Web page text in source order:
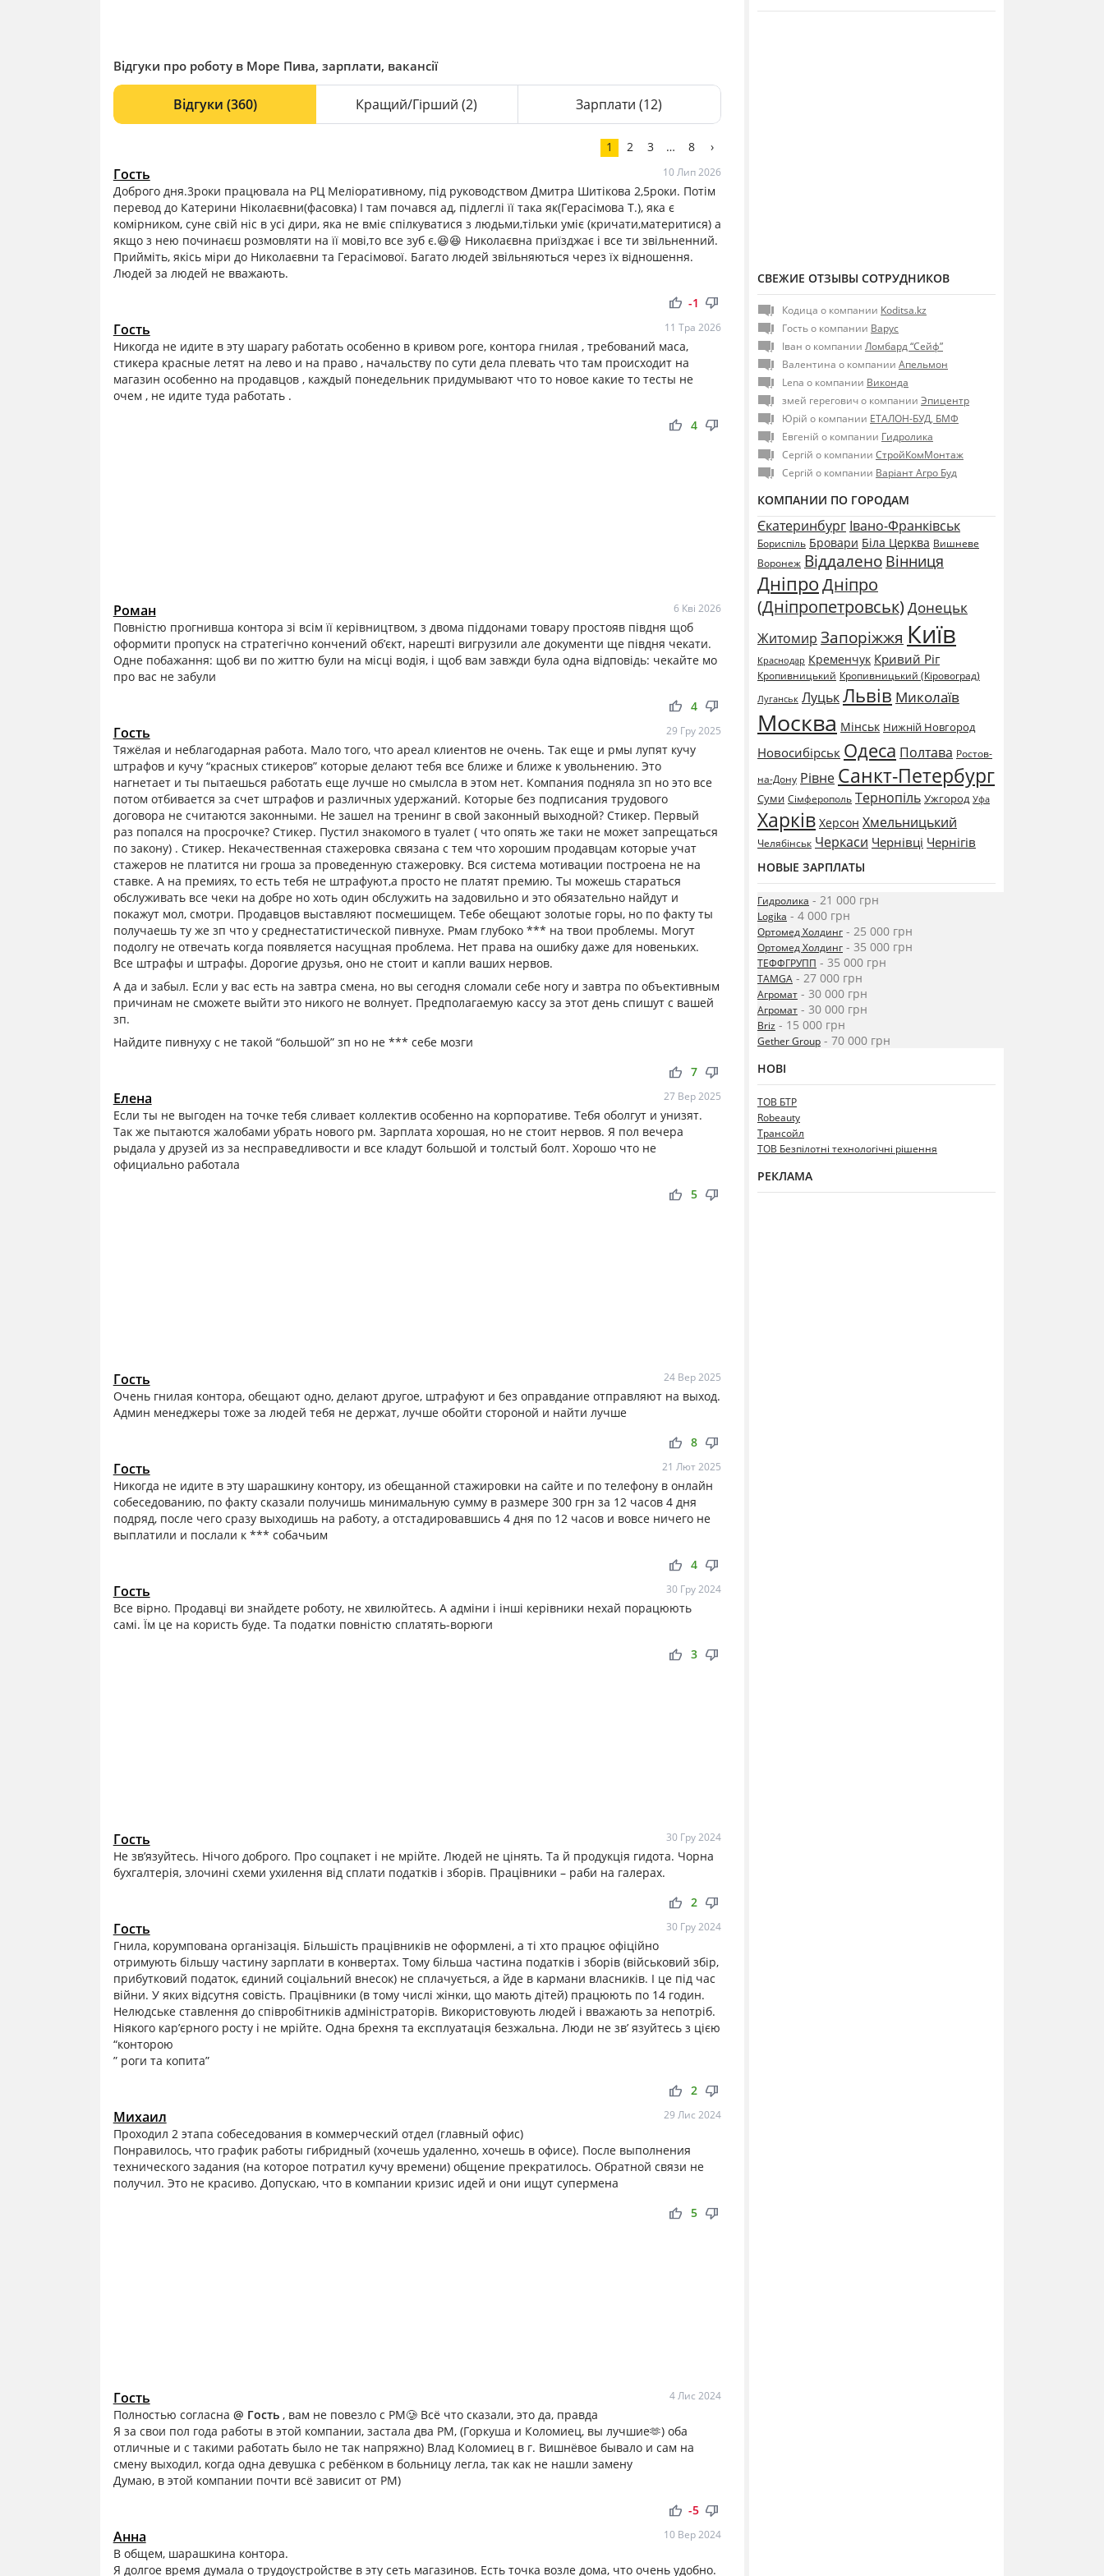
Відгуки про роботу в Море Пива, зарплати, вакансії
Відгуки (360) Кращий/Гірший(2) Зарплати(12)
1 2 3 … 8 ›
Гость 10 Лип 2026
Доброго дня.3роки працювала на РЦ Меліоративному, під руководством Дмитра Шитікова 2,5роки. Потім
перевод до Катерини Ніколаєвни(фасовка) І там почався ад, підлеглі її така як(Герасімова Т.), яка є
комірником, суне свій ніс в усі дири, яка не вміє спілкуватися з людьми,тільки уміє (кричати,материтися) а
якщо з нею починаєш розмовляти на її мові,то все зуб є.😆😆 Николаєвна приїзджає і все ти звільненний.
Прийміть, якісь міри до Николаєвни та Герасімової. Багато людей звільняються через їх відношення.
Людей за людей не вважають.
thumb_up thumb_down
-1
Гость 11 Тра 2026
Никогда не идите в эту шарагу работать особенно в кривом роге, контора гнилая , требований маса,
стикера красные летят на лево и на право , начальству по сути дела плевать что там происходит на
магазин особенно на продавцов , каждый понедельник придумывают что то новое какие то тесты не
очем , не идите туда работать .
thumb_up thumb_down
4
Роман 6 Кві 2026
Повністю прогнивша контора зі всім її керівництвом, з двома піддонами товару простояв півдня щоб
оформити пропуск на стратегічно кончений об’єкт, нарешті вигрузили але документи ще півдня чекати.
Одне побажання: щоб ви по життю були на місці водія, і щоб вам завжди була одна відповідь: чекайте мо
про вас не забули
thumb_up thumb_down
4
Гость 29 Гру 2025
Тяжёлая и неблагодарная работа. Мало того, что ареал клиентов не очень. Так еще и рмы лупят кучу
штрафов и кучу “красных стикеров” которые делают тебя все ближе и ближе к увольнению. Это
нагнетает и ты пытаешься работать еще лучше но смылсла в этом нет. Компания подняла зп но это все
потом отбивается за счет штрафов и различных удержаний. Которые без подписания трудового
договора не считаются законными. Не зашел на тренинг в свой законный выходной? Стикер. Первый
раз попался на просрочке? Стикер. Пустил знакомого в туалет ( что опять же таки не может запрещаться
по закону) . Стикер. Некачественная стажеровка связана с тем что хорошим продавцам которые учат
стажеров не платится ни гроша за проведенную стажеровку. Вся система мотивации построена не на
ставке. А на премиях, то есть тебя не штрафуют,а просто не платят премию. Ты можешь стараться
обслуживать все чеки на добре но хоть один обслужить на задовильно и это обязательно найдут и
покажут мол, смотри. Продавцов выставляют посмешищем. Тебе обещают золотые горы, но по факту ты
получаешь ту же зп что у среднестатистической пивнухе. Рмам глубоко *** на твои проблемы. Могут
подолгу не отвечать когда появляется насущная проблема. Нет права на ошибку даже для новеньких.
Все штрафы и штрафы. Дорогие друзья, оно не стоит и капли ваших нервов.
А да и забыл. Если у вас есть на завтра смена, но вы сегодня сломали себе ногу и завтра по объективным
причинам не сможете выйти это никого не волнует. Предполагаемую кассу за этот день спишут с вашей
зп.
Найдите пивнуху с не такой “большой” зп но не *** себе мозги
thumb_up thumb_down
7
Елена 27 Вер 2025
Если ты не выгоден на точке тебя сливает коллектив особенно на корпоративе. Тебя оболгут и унизят.
Так же пытаются жалобами убрать нового рм. Зарплата хорошая, но не стоит нервов. Я пол вечера
рыдала у друзей из за несправедливости и все кладут большой и толстый болт. Хорошо что не
официально работала
thumb_up thumb_down
5
Гость 24 Вер 2025
Очень гнилая контора, обещают одно, делают другое, штрафуют и без оправдание отправляют на выход.
Админ менеджеры тоже за людей тебя не держат, лучше обойти стороной и найти лучше
thumb_up thumb_down
8
Гость 21 Лют 2025
Никогда не идите в эту шарашкину контору, из обещанной стажировки на сайте и по телефону в онлайн
собеседованию, по факту сказали получишь минимальную сумму в размере 300 грн за 12 часов 4 дня
подряд, после чего сразу выходишь на работу, а отстадировавшись 4 дня по 12 часов и вовсе ничего не
выплатили и послали к *** собачьим
thumb_up thumb_down
4
Гость 30 Гру 2024
Все вірно. Продавці ви знайдете роботу, не хвилюйтесь. А адміни і інші керівники нехай порацюють
самі. Їм це на користь буде. Та податки повністю сплатять-ворюги
thumb_up thumb_down
3
Гость 30 Гру 2024
Не зв’язуйтесь. Нічого доброго. Про соцпакет і не мрійте. Людей не цінять. Та й продукція гидота. Чорна
бухгалтерія, злочині схеми ухилення від сплати податків і зборів. Працівники – раби на галерах.
thumb_up thumb_down
2
Гость 30 Гру 2024
Гнила, корумпована організація. Більшість працівників не оформлені, а ті хто працює офіційно
отримують більшу частину зарплати в конвертах. Тому більша частина податків і зборів (військовий збір,
прибутковий податок, єдиний соціальний внесок) не сплачується, а йде в кармани власників. І це під час
війни. У яких відсутня совість. Працівники (в тому числі жінки, що мають дітей) працюють по 14 годин.
Нелюдське ставлення до співробітників адміністраторів. Використовують людей і вважають за непотріб.
Ніякого кар’єрного росту і не мрійте. Одна брехня та експлуатація безжальна. Люди не зв’ язуйтесь з цією
“конторою
” роги та копита”
thumb_up thumb_down
2
Михаил 29 Лис 2024
Проходил 2 этапа собеседования в коммерческий отдел (главный офис)
Понравилось, что график работы гибридный (хочешь удаленно, хочешь в офисе). После выполнения
технического задания (на которое потратил кучу времени) общение прекратилось. Обратной связи не
получил. Это не красиво. Допускаю, что в компании кризис идей и они ищут супермена
thumb_up thumb_down
5
Гость 4 Лис 2024
Полностью согласна @ Гость , вам не повезло с РМ🥲 Всё что сказали, это да, правда
Я за свои пол года работы в этой компании, застала два РМ, (Горкуша и Коломиец, вы лучшие🫶) оба
отличные и с такими работать было не так напряжно) Влад Коломиец в г. Вишнёвое бывало и сам на
смену выходил, когда одна девушка с ребёнком в больницу легла, так как не нашли замену
Думаю, в этой компании почти всё зависит от РМ)
thumb_up thumb_down
-5
Анна 10 Вер 2024
В общем, шарашкина контора.
Я долгое время думала о трудоустройстве в эту сеть магазинов. Есть точка возле дома, что очень удобно.
СВЕЖИЕ ОТЗЫВЫ СОТРУДНИКОВ
Кодица о компании Koditsa.kz
Гость о компании Варус
Іван о компании Ломбард “Сейф”
Валентина о компании Апельмон
Lena о компании Виконда
змей герегович о компании Эпицентр
Юрій о компании ЕТАЛОН-БУД, БМФ
Евгеній о компании Гидролика
Сергій о компании СтройКомМонтаж
Сергій о компании Варіант Агро Буд
КОМПАНИИ ПО ГОРОДАМ
Єкатеринбург Івано-Франківськ
Бориспіль Бровари Біла Церква Вишневе
Воронеж Віддалено Вінниця
ДніпроДніпро
(Дніпропетровськ) Донецьк
Житомир Запоріжжя Київ
Краснодар Кременчук Кривий Ріг
Кропивницький Кропивницький (Кіровоград)
Луганськ ЛуцькЛьвів Миколаїв
Москва Мінськ Нижній Новгород
Новосибірськ Одеса Полтава Ростов-
на-Дону Рівне Санкт-Петербург
Суми Сімферополь Тернопіль Ужгород Уфа
Харків Херсон Хмельницький
Челябінськ Черкаси Чернівці Чернігів
НОВЫЕ ЗАРПЛАТЫ
Гидролика - 21 000 грн
Logika - 4 000 грн
Ортомед Холдинг - 25 000 грн
Ортомед Холдинг - 35 000 грн
ТЕФФГРУПП - 35 000 грн
TAMGA - 27 000 грн
Агромат - 30 000 грн
Агромат - 30 000 грн
Briz - 15 000 грн
Gether Group - 70 000 грн
НОВІ
ТОВ БТР
Robeauty
Трансойл
ТОВ Безпілотні технологічні рішення
РЕКЛАМА